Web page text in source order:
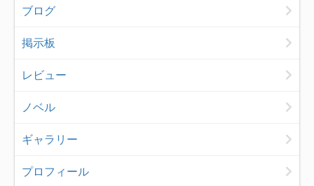
ブログ
掲示板
レビュー
ノベル
ギャラリー
プロフィール